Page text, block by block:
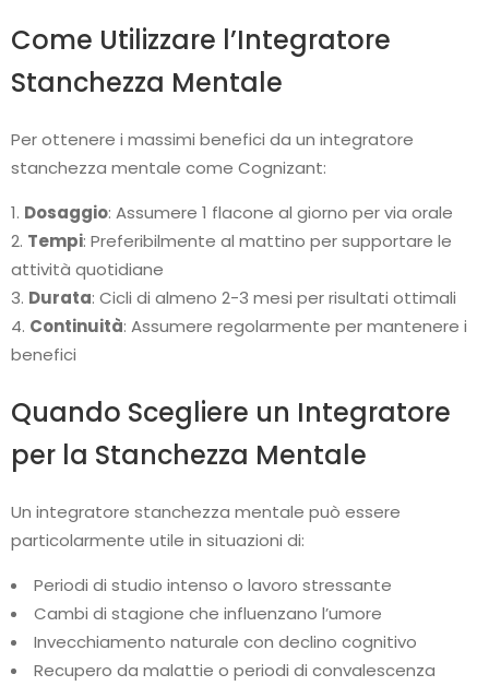
Come Utilizzare l’Integratore
Stanchezza Mentale
Per ottenere i massimi benefici da un integratore
stanchezza mentale come Cognizant:
Dosaggio: Assumere 1 flacone al giorno per via orale
Tempi: Preferibilmente al mattino per supportare le
attività quotidiane
Durata: Cicli di almeno 2-3 mesi per risultati ottimali
Continuità: Assumere regolarmente per mantenere i
benefici
Quando Scegliere un Integratore
per la Stanchezza Mentale
Un integratore stanchezza mentale può essere
particolarmente utile in situazioni di:
Periodi di studio intenso o lavoro stressante
Cambi di stagione che influenzano l’umore
Invecchiamento naturale con declino cognitivo
Recupero da malattie o periodi di convalescenza